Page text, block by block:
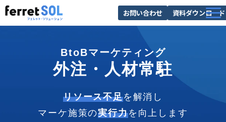
お問い合わせ 資料ダウンロード
サービス一覧
選ばれる理由
導入事例
お役立ち情報
BtoBマーケティング
外注・人材常駐
リソース不足を解消し
マーケ施策の実行力を向上します